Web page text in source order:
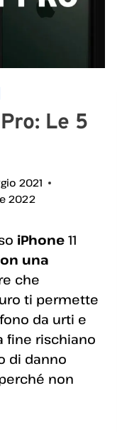
Le 5
2021
2022
iPhone 11
una
che
ti permette
da urti e
fine rischiano
di danno
non